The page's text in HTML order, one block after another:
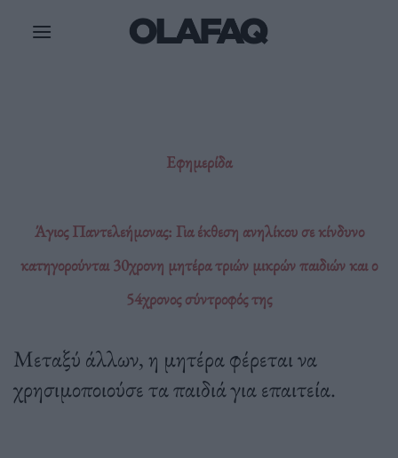
Εφημερίδα
Άγιος Παντελεήμονας: Για έκθεση ανηλίκου σε κίνδυνο
κατηγορούνται 30χρονη μητέρα τριών μικρών παιδιών και ο
54χρονος σύντροφός της
Μεταξύ άλλων, η μητέρα φέρεται να
χρησιμοποιούσε τα παιδιά για επαιτεία.